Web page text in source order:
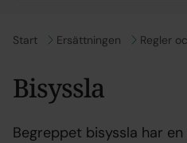
Gå till
Start Gå till
Ersättningen Gå till
Regler
Bisyssla
Begreppet bisyssla har